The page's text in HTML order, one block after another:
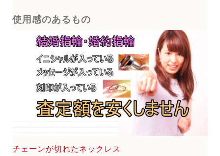
使用感のあるもの
チェーンが切れたネックレス